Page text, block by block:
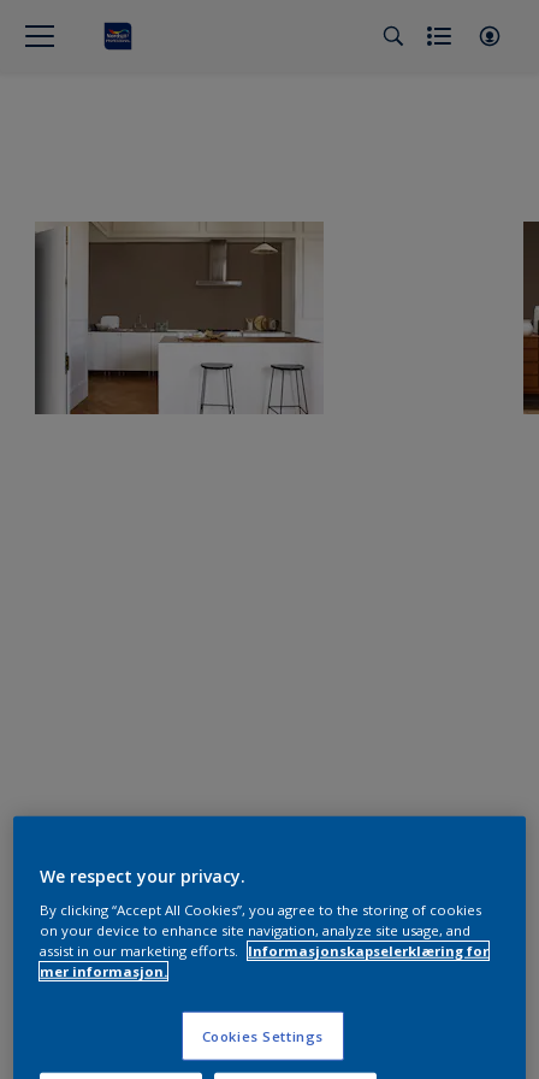
We respect your privacy.
By clicking “Accept All Cookies”, you agree to the storing of cookies
on your device to enhance site navigation, analyze site usage, and
assist in our marketing efforts.
Informasjonskapselerklæring for
mer informasjon.
Cookies Settings